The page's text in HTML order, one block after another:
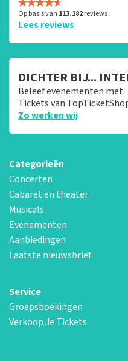
Op basis van 113.182reviews
Lees reviews
DICHTER BIJ...
Beleef evenementen met
Tickets van
Zo werken wij
Categorieën
Concerten
Cabaret en theater
Musicals
Evenementen
Aanbiedingen
Laatste nieuwsbrief
Service
Groepsboekingen
Verkoop Je Tickets